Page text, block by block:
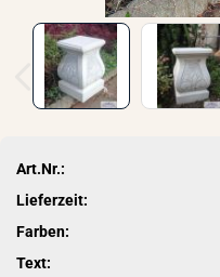
Art.Nr.:
Lieferzeit:
Farben:
Text: